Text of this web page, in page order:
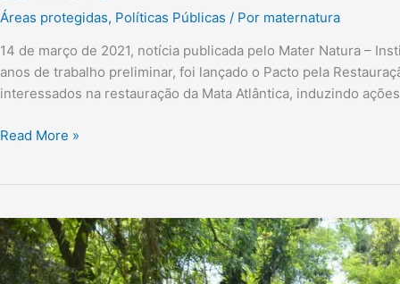
Áreas protegidas, Políticas Públicas / Por maternatura
14 de março de 2021, notícia publicada pelo Mater Natura –
anos de trabalho preliminar, foi lançado o Pacto pela
interessados na restauração da Mata Atlântica, induzindo
Read More »
Resultados
parciais
do